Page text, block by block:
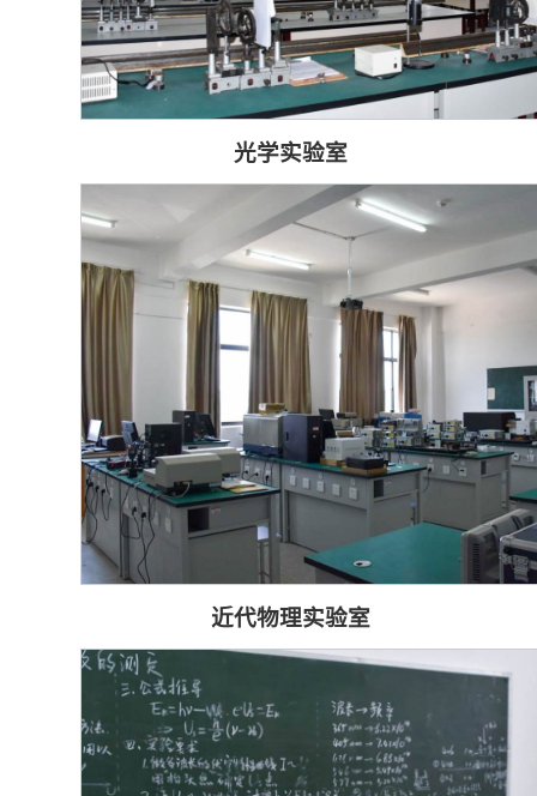
光学实验室
近代物理实验室